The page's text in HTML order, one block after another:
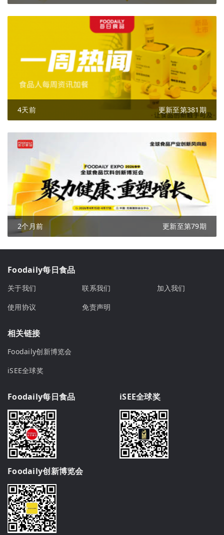
4天前 更新至第381期
2个月前 更新至第79期
Foodaily每日食品
关于我们 联系我们
加入我们
使用协议
免责声明
相关链接
Foodaily创新博览会
iSEE全球奖
Foodaily每日食品 iSEE全球奖
Foodaily创新博览会